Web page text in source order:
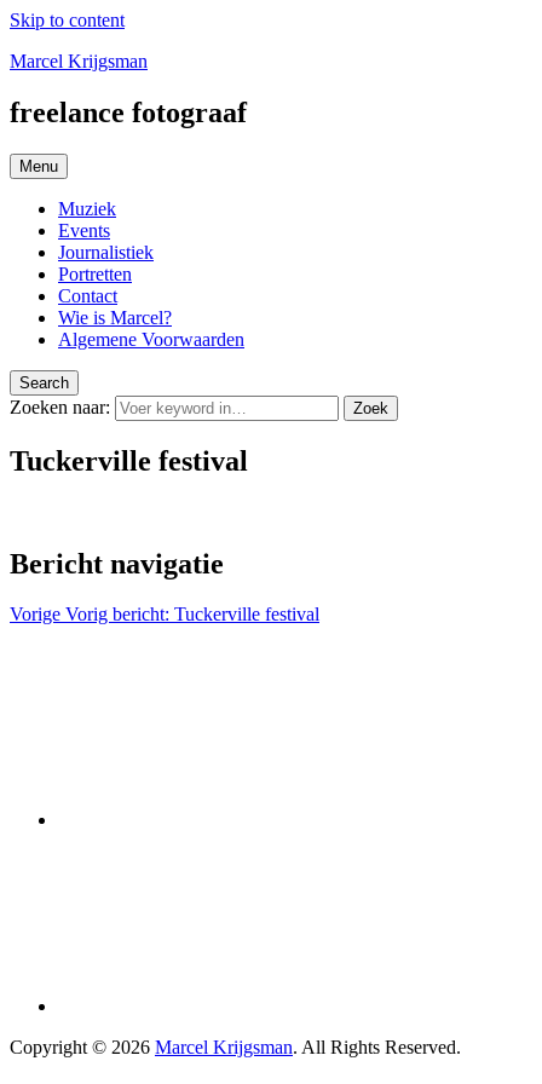
Skip to content
Marcel Krijgsman
freelance fotograaf
Menu
Muziek
Events
Journalistiek
Portretten
Contact
Wie is Marcel?
Algemene Voorwaarden
Search
Zoeken naar: Zoek
Tuckerville festival
Bericht navigatie
Vorige Vorig bericht: Tuckerville festival
Copyright © 2026 Marcel Krijgsman. All Rights Reserved.